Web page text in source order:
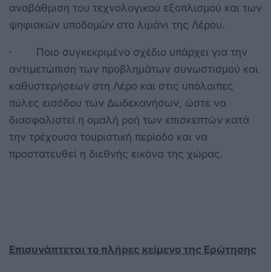
αναβάθμιση του τεχνολογικού εξοπλισμού και των
ψηφιακών υποδομών στο λιμάνι της Λέρου.
· Ποιο συγκεκριμένο σχέδιο υπάρχει για την
αντιμετώπιση των προβλημάτων συνωστισμού και
καθυστερήσεων στη Λέρο και στις υπόλοιπες
πύλες εισόδου των Δωδεκανήσων, ώστε να
διασφαλιστεί η ομαλή ροή των επισκεπτών κατά
την τρέχουσα τουριστική περίοδο και να
προστατευθεί η διεθνής εικόνα της χώρας.
Επισυνάπτεται το πλήρες κείμενο της Ερώτησης